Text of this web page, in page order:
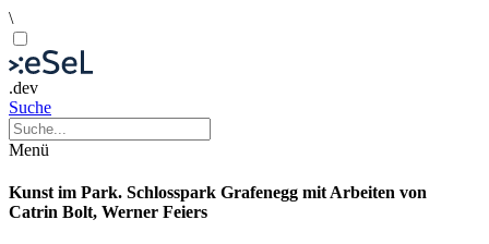
\
.dev
Suche
Menü
Kunst im Park. Schlosspark Grafenegg mit Arbeiten von
Catrin Bolt, Werner Feiers